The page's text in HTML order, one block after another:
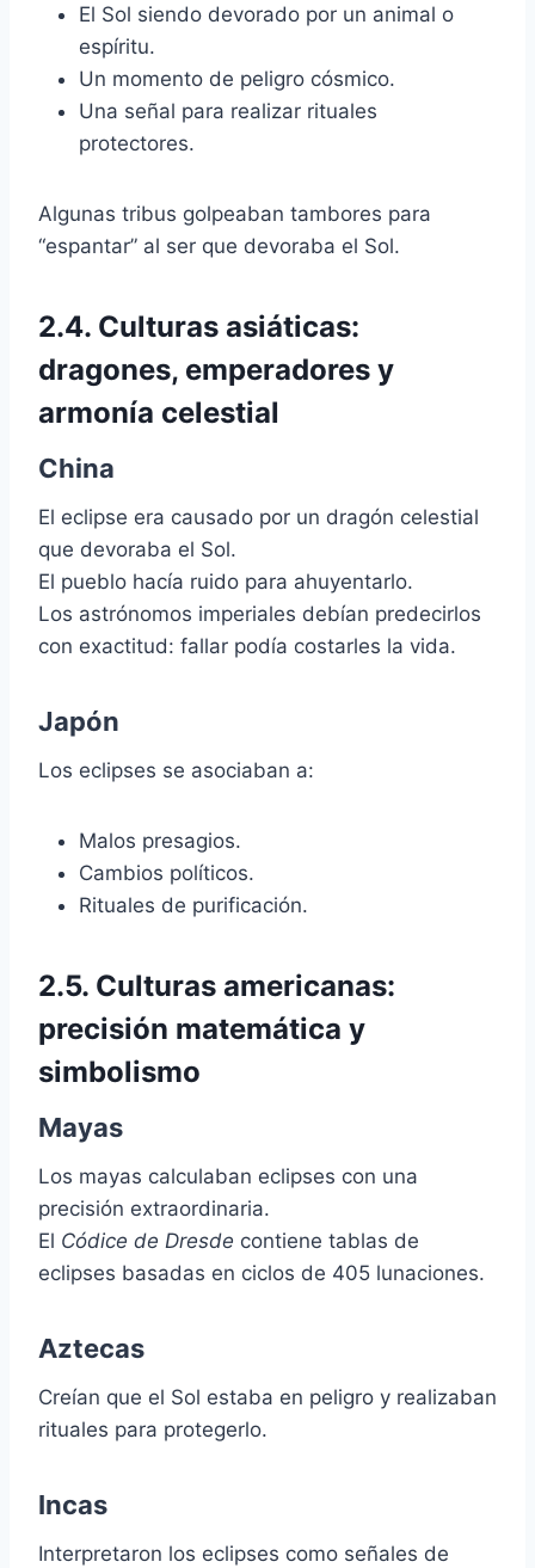
El Sol siendo devorado por un animal o
espíritu.
Un momento de peligro cósmico.
Una señal para realizar rituales
protectores.
Algunas tribus golpeaban tambores para
“espantar” al ser que devoraba el Sol.
2.4. Culturas asiáticas:
dragones, emperadores y
armonía celestial
China
El eclipse era causado por un dragón celestial
que devoraba el Sol.
El pueblo hacía ruido para ahuyentarlo.
Los astrónomos imperiales debían predecirlos
con exactitud: fallar podía costarles la vida.
Japón
Los eclipses se asociaban a:
Malos presagios.
Cambios políticos.
Rituales de purificación.
2.5. Culturas americanas:
precisión matemática y
simbolismo
Mayas
Los mayas calculaban eclipses con una
precisión extraordinaria.
El Códice de Dresde contiene tablas de
eclipses basadas en ciclos de 405 lunaciones.
Aztecas
Creían que el Sol estaba en peligro y realizaban
rituales para protegerlo.
Incas
Interpretaron los eclipses como señales de